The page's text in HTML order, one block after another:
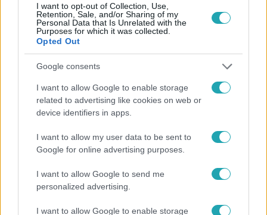
I want to opt-out of Collection, Use,
Retention, Sale, and/or Sharing of my
Personal Data that Is Unrelated with the
Purposes for which it was collected.
Opted Out
Google consents
I want to allow Google to enable storage
related to advertising like cookies on web or
device identifiers in apps.
I want to allow my user data to be sent to
Google for online advertising purposes.
I want to allow Google to send me
personalized advertising.
I want to allow Google to enable storage
Népszerű